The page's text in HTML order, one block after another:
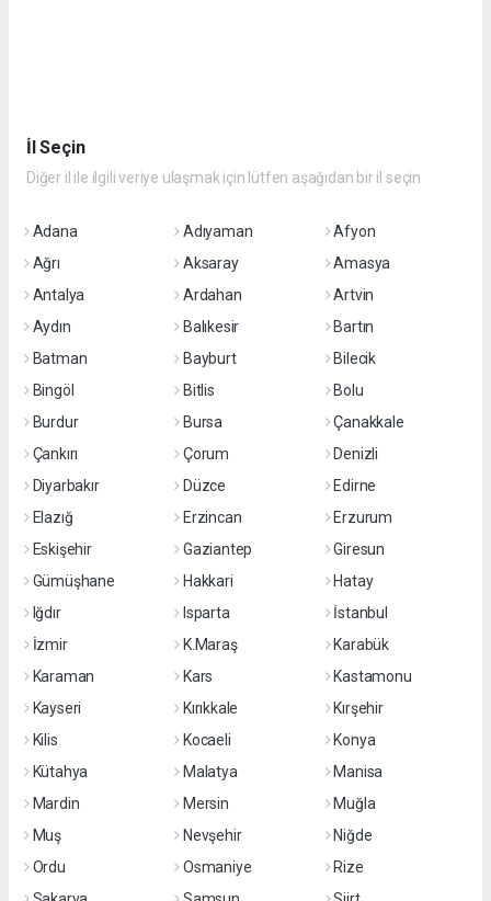
İl Seçin
Diğer il ile ilgili veriye ulaşmak için lütfen aşağıdan bir il seçin
Adana Adıyaman
Afyon
Ağrı
Aksaray
Amasya
Antalya
Ardahan
Artvin
Aydın
Balıkesir
Bartın
Batman
Bayburt
Bilecik
Bingöl
Bitlis
Bolu
Burdur
Bursa
Çanakkale
Çankırı
Çorum
Denizli
Diyarbakır
Düzce
Edirne
Elazığ
Erzincan
Erzurum
Eskişehir
Gaziantep
Giresun
Gümüşhane
Hakkari
Hatay
Iğdır
Isparta
İstanbul
İzmir
K.Maraş
Karabük
Karaman
Kars
Kastamonu
Kayseri
Kırıkkale
Kırşehir
Kilis
Kocaeli
Konya
Kütahya
Malatya
Manisa
Mardin
Mersin
Muğla
Muş
Nevşehir
Niğde
Ordu
Osmaniye
Rize